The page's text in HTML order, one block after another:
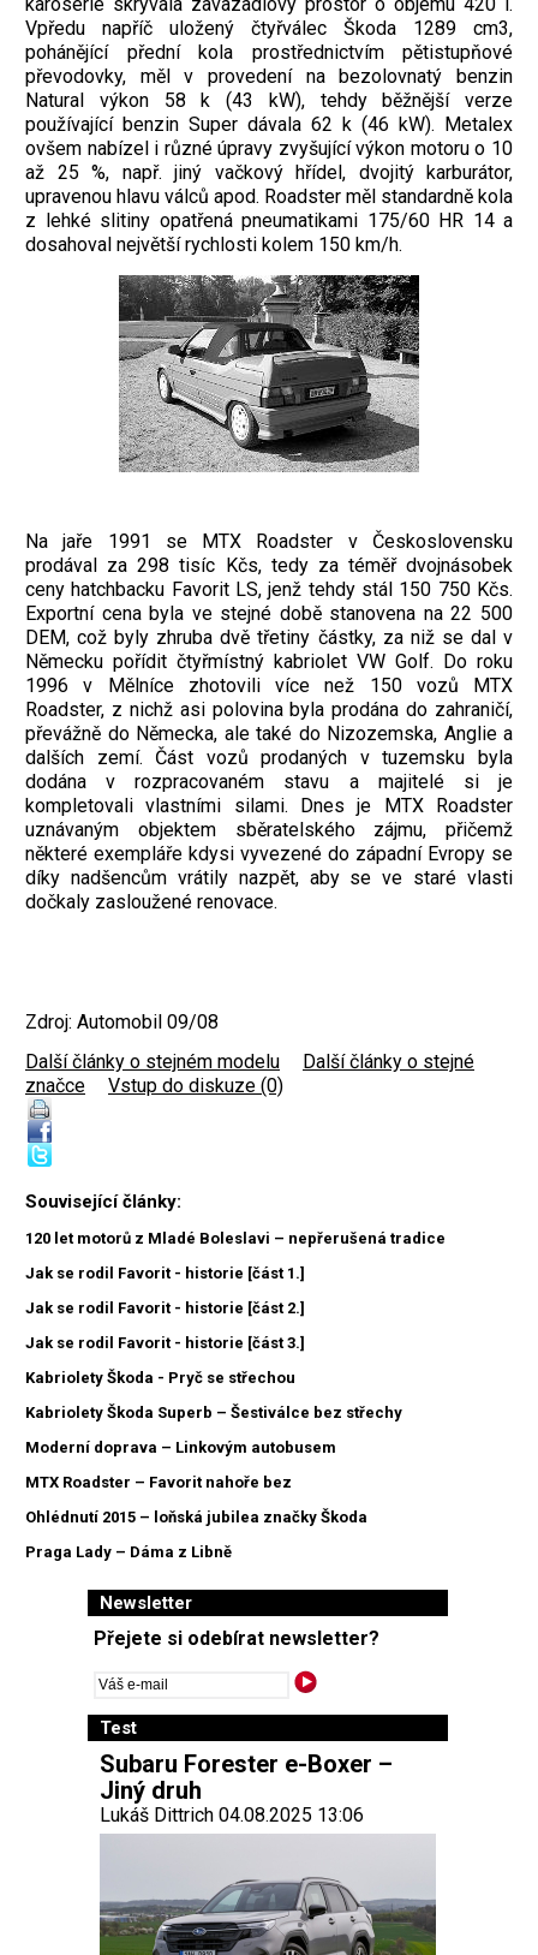
Vpředu napříč uložený čtyřválec Škoda 1289 cm3,
pohánějící přední kola prostřednictvím pětistupňové
převodovky, měl v provedení na bezolovnatý benzin
Natural výkon 58 k (43 kW), tehdy běžnější verze
používající benzin Super dávala 62 k (46 kW). Metalex
ovšem nabízel i různé úpravy zvyšující výkon motoru o 10
až 25 %, např. jiný vačkový hřídel, dvojitý karburátor,
upravenou hlavu válců apod. Roadster měl standardně kola
z lehké slitiny opatřená pneumatikami 175/60 HR 14 a
dosahoval největší rychlosti kolem 150 km/h.
Na jaře 1991 se MTX Roadster v Československu
prodával za 298 tisíc Kčs, tedy za téměř dvojnásobek
ceny hatchbacku Favorit LS, jenž tehdy stál 150 750 Kčs.
Exportní cena byla ve stejné době stanovena na 22 500
DEM, což byly zhruba dvě třetiny částky, za niž se dal v
Německu pořídit čtyřmístný kabriolet VW Golf. Do roku
1996 v Mělníce zhotovili více než 150 vozů MTX
Roadster, z nichž asi polovina byla prodána do zahraničí,
převážně do Německa, ale také do Nizozemska, Anglie a
dalších zemí. Část vozů prodaných v tuzemsku byla
dodána v rozpracovaném stavu a majitelé si je
kompletovali vlastními silami. Dnes je MTX Roadster
uznávaným objektem sběratelského zájmu, přičemž
některé exempláře kdysi vyvezené do západní Evropy se
díky nadšencům vrátily nazpět, aby se ve staré vlasti
dočkaly zasloužené renovace.
Zdroj: Automobil 09/08
Další články o stejném modelu
Další články o stejné
značce
Vstup do diskuze (0)
Související články:
120 let motorů z Mladé Boleslavi – nepřerušená tradice
Jak se rodil Favorit - historie [část 1.]
Jak se rodil Favorit - historie [část 2.]
Jak se rodil Favorit - historie [část 3.]
Kabriolety Škoda - Pryč se střechou
Kabriolety Škoda Superb – Šestiválce bez střechy
Moderní doprava – Linkovým autobusem
MTX Roadster – Favorit nahoře bez
Ohlédnutí 2015 – loňská jubilea značky Škoda
Praga Lady – Dáma z Libně
Newsletter
Přejete si odebírat newsletter?
Test
Subaru Forester e-Boxer –
Jiný druh
Lukáš Dittrich 04.08.2025 13:06